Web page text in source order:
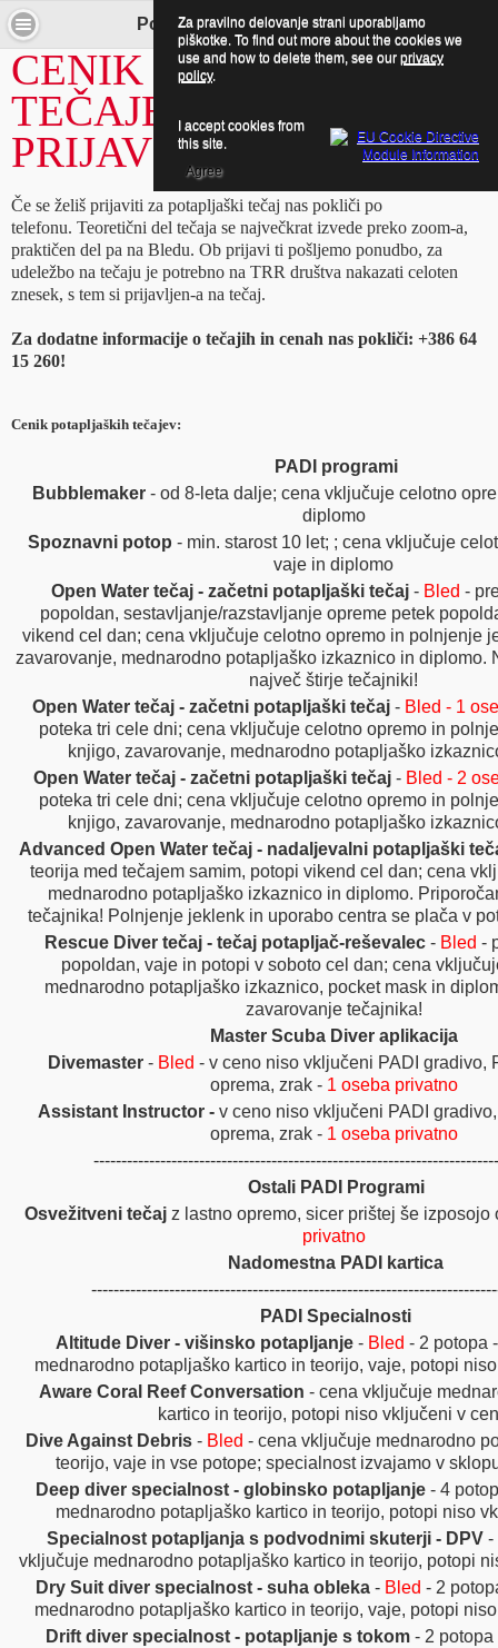
Potapljaj se z nami! - Cenik
CENIK POTAPLJAŠKIH
TEČAJEV IN
PRIJAVNICA
Če se želiš prijaviti za potapljaški tečaj nas pokliči po
telefonu. Teoretični del tečaja se največkrat izvede preko zoom-a,
praktičen del pa na Bledu. Ob prijavi ti pošljemo ponudbo, za
udeležbo na tečaju je potrebno na TRR društva nakazati celoten
znesek, s tem si prijavljen-a na tečaj.
Za dodatne informacije o tečajih in cenah nas pokliči: +386 64
15 260!
Cenik potapljaških tečajev:
PADI programi
Bubblemaker - od 8-leta dalje; cena vključuje celotno
diplomo
Spoznavni potop - min. starost 10 let; ; cena vključuje
vaje in diplomo
Open Water tečaj - začetni potapljaški tečaj - Bled -
popoldan, sestavljanje/razstavljanje opreme petek
vikend cel dan; cena vključuje celotno opremo in polnjenje
zavarovanje, mednarodno potapljaško izkaznico in diplomo.
največ štirje tečajniki!
Open Water tečaj - začetni potapljaški tečaj - Bled - 1
poteka tri cele dni; cena vključuje celotno opremo in
knjigo, zavarovanje, mednarodno potapljaško
Open Water tečaj - začetni potapljaški tečaj- Bled - 2
poteka tri cele dni; cena vključuje celotno opremo in
knjigo, zavarovanje, mednarodno potapljaško
Advanced Open Water tečaj - nadaljevalni potapljaški
teorija med tečajem samim, potopi vikend cel dan; cena
mednarodno potapljaško izkaznico in diplomo.
tečajnika! Polnjenje jeklenk in uporabo centra se plača v
Rescue Diver tečaj - tečaj potapljač-reševalec- Bled -
popoldan, vaje in potopi v soboto cel dan; cena
mednarodno potapljaško izkaznico, pocket mask in
zavarovanje tečajnika!
Master Scuba Diver aplikacija
Divemaster - Bled - v ceno niso vključeni PADI gradivo,
oprema, zrak -1 oseba privatno
Assistant Instructor - v ceno niso vključeni PADI
oprema, zrak -1 oseba privatno
Ostali PADI Programi
Osvežitveni tečaj z lastno opremo, sicer prištej še izposojo
privatno
Nadomestna PADI kartica
PADI Specialnosti
Altitude Diver - višinsko potapljanje - Bled - 2 potopa
mednarodno potapljaško kartico in teorijo, vaje, potopi
Aware Coral Reef Conversation - cena vključuje
kartico in teorijo, potopi niso vključeni v
Dive Against Debris- Bled - cena vključuje mednarodno
teorijo, vaje in vse potope; specialnost izvajamo v
Deep diver specialnost - globinsko potapljanje - 4
mednarodno potapljaško kartico in teorijo, potopi niso
Specialnost potapljanja s podvodnimi skuterji - DPV -
vključuje mednarodno potapljaško kartico in teorijo, potopi
Dry Suit diver specialnost - suha obleka- Bled - 2
mednarodno potapljaško kartico in teorijo, vaje, potopi
Drift diver specialnost - potapljanje s tokom - 2
Za pravilno delovanje strani uporabljamo
piškotke. To find out more about the cookies we
use and how to delete them, see our privacy
policy.
I accept cookies from
this site.
Agree